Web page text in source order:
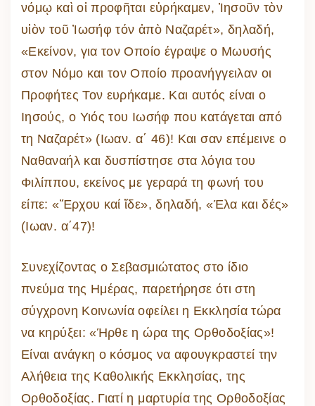
νόμῳ καὶ οἱ προφῆται εὑρήκαμεν, Ἰησοῦν τὸν
υἱὸν τοῦ Ἰωσήφ τόν ἀπὸ Ναζαρέτ», δηλαδή,
«Εκείνον, για τον Οποίο έγραψε ο Μωυσής
στον Νόμο και τον Οποίο προανήγγειλαν οι
Προφήτες Τον ευρήκαμε. Και αυτός είναι ο
Ιησούς, ο Υιός του Ιωσήφ που κατάγεται από
τη Ναζαρέτ» (Ιωαν. α΄ 46)! Και σαν επέμεινε ο
Ναθαναήλ και δυσπίστησε στα λόγια του
Φιλίππου, εκείνος με γεραρά τη φωνή του
είπε: «Ἔρχου καί ἴδε», δηλαδή, «Έλα και δές»
(Ιωαν. α΄47)!
Συνεχίζοντας ο Σεβασμιώτατος στο ίδιο
πνεύμα της Ημέρας, παρετήρησε ότι στη
σύγχρονη Κοινωνία οφείλει η Εκκλησία τώρα
να κηρύξει: «Ήρθε η ώρα της Ορθοδοξίας»!
Είναι ανάγκη ο κόσμος να αφουγκραστεί την
Αλήθεια της Καθολικής Εκκλησίας, της
Ορθοδοξίας. Γιατί η μαρτυρία της Ορθοδοξίας